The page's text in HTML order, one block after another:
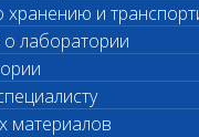
хранению и
лаборатории
материалов